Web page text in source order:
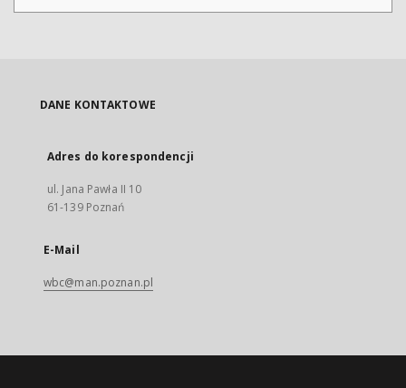
DANE KONTAKTOWE
Adres do korespondencji
ul. Jana Pawła II 10
61-139 Poznań
E-Mail
wbc@man.poznan.pl